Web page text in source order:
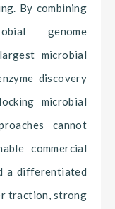
By combining
genome
microbial
discovery
microbial
cannot
commercial
a differentiated
traction, strong